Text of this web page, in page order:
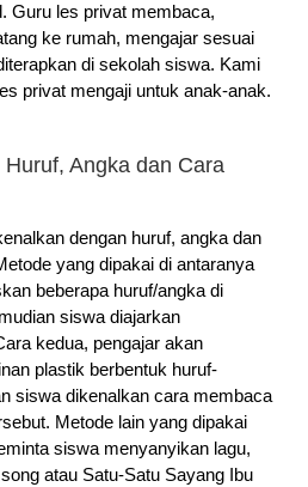
Guru les privat membaca,
ke rumah, mengajar sesuai
di sekolah siswa. Kami
privat mengaji untuk anak-anak.
Angka dan Cara
dengan huruf, angka dan
yang dipakai di antaranya
beberapa huruf/angka di
siswa diajarkan
kedua, pengajar akan
plastik berbentuk huruf-
siswa dikenalkan cara membaca
Metode lain yang dipakai
siswa menyanyikan lagu,
atau Satu-Satu Sayang Ibu